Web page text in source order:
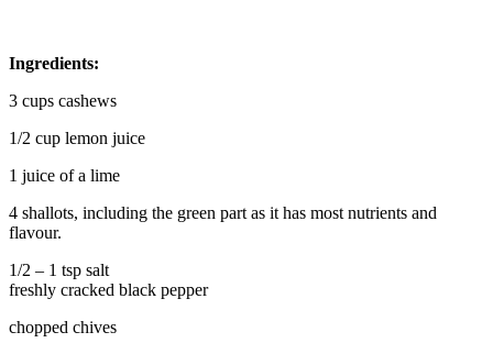
Ingredients:
3 cups cashews
1/2 cup lemon juice
1 juice of a lime
4 shallots, including the green part as it has most nutrients and
flavour.
1/2 – 1 tsp salt
freshly cracked black pepper
chopped chives